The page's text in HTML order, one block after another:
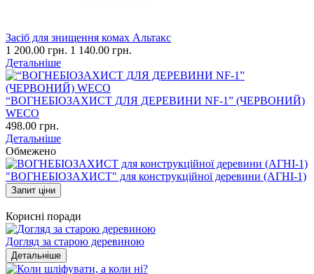
Засіб для знищення комах Альтакс
1 200.00 грн. 1 140.00 грн.
Детальніше
“ВОГНЕБІОЗАХИСТ ДЛЯ ДЕРЕВИНИ NF-1” (ЧЕРВОНИЙ)
WECO
498.00 грн.
Детальніше
Обмежено
"ВОГНЕБІОЗАХИСТ" для конструкційної деревини (АГНІ-1)
Запит ціни
Корисні поради
Догляд за старою деревиною
Детальніше